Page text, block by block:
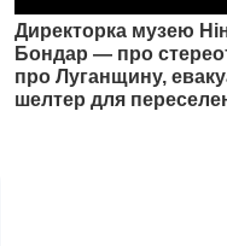
Директорка музею
Бондар — про
про Луганщину,
шелтер для